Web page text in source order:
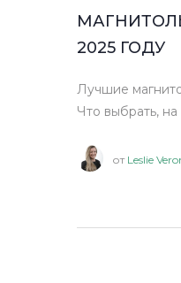
2025 ГОДУ
Лучшие
Что выбрать,
от Leslie